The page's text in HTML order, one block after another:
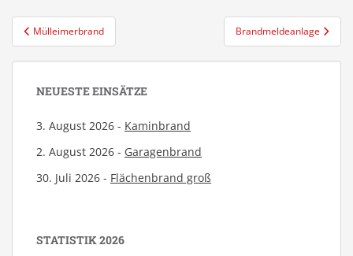
Beitragsnavigation
Mülleimerbrand Brandmeldeanlage
NEUESTE EINSÄTZE
3. August 2026 - Kaminbrand
2. August 2026 - Garagenbrand
30. Juli 2026 - Flächenbrand groß
STATISTIK 2026